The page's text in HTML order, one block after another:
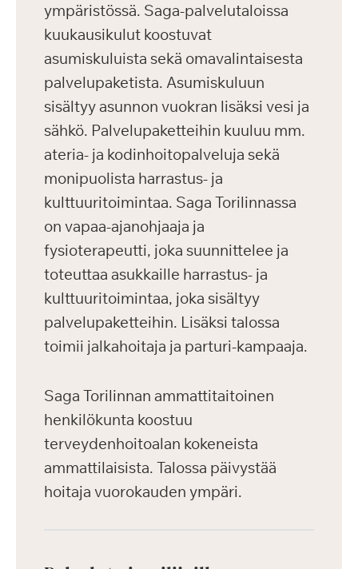
ympäristössä. Saga-palvelutaloissa
kuukausikulut koostuvat
asumiskuluista sekä omavalintaisesta
palvelupaketista. Asumiskuluun
sisältyy asunnon vuokran lisäksi vesi ja
sähkö. Palvelupaketteihin kuuluu mm.
ateria- ja kodinhoitopalveluja sekä
monipuolista harrastus- ja
kulttuuritoimintaa. Saga Torilinnassa
on vapaa-ajanohjaaja ja
fysioterapeutti, joka suunnittelee ja
toteuttaa asukkaille harrastus- ja
kulttuuritoimintaa, joka sisältyy
palvelupaketteihin. Lisäksi talossa
toimii jalkahoitaja ja parturi-kampaaja.
Saga Torilinnan ammattitaitoinen
henkilökunta koostuu
terveydenhoitoalan kokeneista
ammattilaisista. Talossa päivystää
hoitaja vuorokauden ympäri.